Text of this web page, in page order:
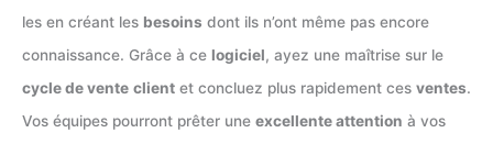
les en créant les besoins dont ils n’ont même pas encore
connaissance. Grâce à ce logiciel, ayez une maîtrise sur le
cycle de vente client et concluez plus rapidement ces ventes.
Vos équipes pourront prêter une excellente attention à vos